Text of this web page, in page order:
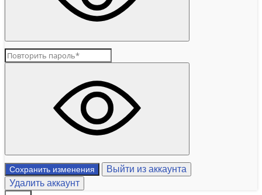
Сохранить изменения
Выйти из аккаунта
Удалить аккаунт